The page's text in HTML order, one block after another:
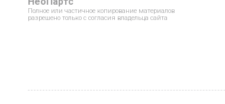
Полное или частичное копирование материалов
разрешено только с согласия владельца сайта